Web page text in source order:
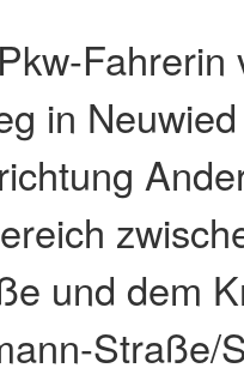
Fahrerin
in
und dem
Straße/